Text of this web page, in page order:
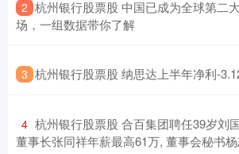
2 杭州银行股票股 中国已成为全球第二
场，一组数据带你了解
3 杭州银行股票股 纳思达上半年净利-
4 杭州银行股票股 合百集团聘任39岁刘
董事长张同祥年薪最高61万, 董事会秘书